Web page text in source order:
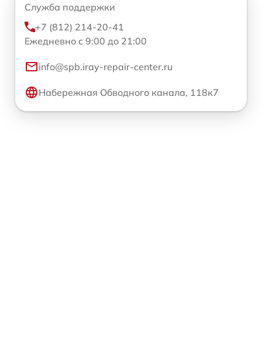
Служба поддержки
+7 (812) 214-20-41
Ежедневно с 9:00 до 21:00
info@spb.iray-repair-center.ru
Набережная Обводного канала, 118к7